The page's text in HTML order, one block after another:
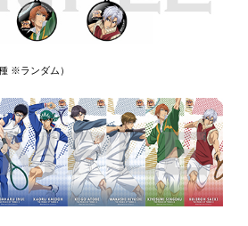
※ランダム）